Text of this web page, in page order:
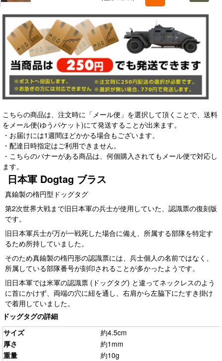
こちらの商品は、注文時に「メール便」を選択して頂くことで、送料
をメール便(ゆうパケット)にて発送することが出来ます。
・お届けには1週間ほどかかる場合もございます。
・配達日時指定はご利用できません。
・こちらのバナーがある商品は、何個購入されてもメール便で対応し
ます。
日本軍 Dogtag ブラス
真鍮製の楕円型ドッグタグ
第2次世界大戦まで旧日本軍の兵士が使用していた、認識票の復刻版
です。
旧日本軍兵士が万が一戦死した場合に備え、所属する部隊を特定す
るため所持していました。
そのため真鍮製の楕円形の認識票には、兵士個人の名前ではなく、
所属している部隊番号が刻印されることが多かったようです。
旧日本軍では米軍の認識票 (ドッグタグ) と違ってネックレスのよう
に首にかけず、両端の穴に紐を通し、右肩から左脇下にたすき掛け
で着用していました。
ドッグタグの詳細
サイズ
約4.5cm
厚さ
約1mm
重量
約10g